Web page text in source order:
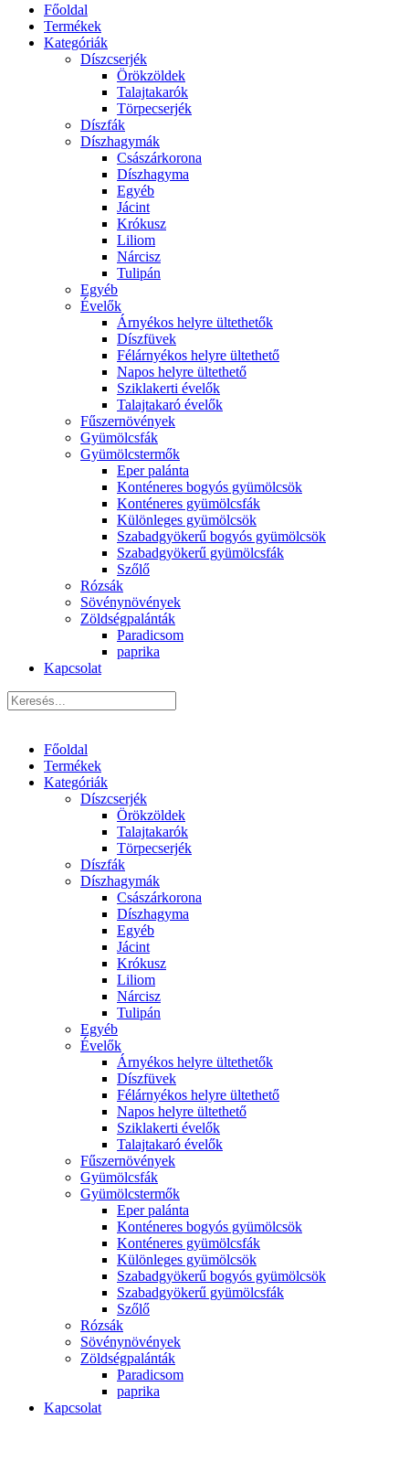
Főoldal
Termékek
Kategóriák
Díszcserjék
Örökzöldek
Talajtakarók
Törpecserjék
Díszfák
Díszhagymák
Császárkorona
Díszhagyma
Egyéb
Jácint
Krókusz
Liliom
Nárcisz
Tulipán
Egyéb
Évelők
Árnyékos helyre ültethetők
Díszfüvek
Félárnyékos helyre ültethető
Napos helyre ültethető
Sziklakerti évelők
Talajtakaró évelők
Fűszernövények
Gyümölcsfák
Gyümölcstermők
Eper palánta
Konténeres bogyós gyümölcsök
Konténeres gyümölcsfák
Különleges gyümölcsök
Szabadgyökerű bogyós gyümölcsök
Szabadgyökerű gyümölcsfák
Szőlő
Rózsák
Sövénynövények
Zöldségpalánták
Paradicsom
paprika
Kapcsolat
Főoldal
Termékek
Kategóriák
Díszcserjék
Örökzöldek
Talajtakarók
Törpecserjék
Díszfák
Díszhagymák
Császárkorona
Díszhagyma
Egyéb
Jácint
Krókusz
Liliom
Nárcisz
Tulipán
Egyéb
Évelők
Árnyékos helyre ültethetők
Díszfüvek
Félárnyékos helyre ültethető
Napos helyre ültethető
Sziklakerti évelők
Talajtakaró évelők
Fűszernövények
Gyümölcsfák
Gyümölcstermők
Eper palánta
Konténeres bogyós gyümölcsök
Konténeres gyümölcsfák
Különleges gyümölcsök
Szabadgyökerű bogyós gyümölcsök
Szabadgyökerű gyümölcsfák
Szőlő
Rózsák
Sövénynövények
Zöldségpalánták
Paradicsom
paprika
Kapcsolat